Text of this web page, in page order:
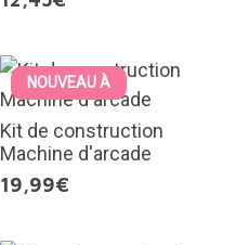
NOUVEAU À
Kit de construction
Machine d'arcade
19,99€